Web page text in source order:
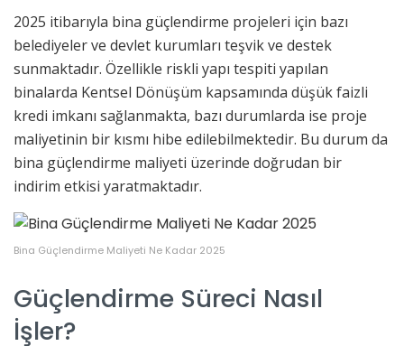
2025 itibarıyla bina güçlendirme projeleri için bazı
belediyeler ve devlet kurumları teşvik ve destek
sunmaktadır. Özellikle riskli yapı tespiti yapılan
binalarda Kentsel Dönüşüm kapsamında düşük faizli
kredi imkanı sağlanmakta, bazı durumlarda ise proje
maliyetinin bir kısmı hibe edilebilmektedir. Bu durum da
bina güçlendirme maliyeti üzerinde doğrudan bir
indirim etkisi yaratmaktadır.
Bina Güçlendirme Maliyeti Ne Kadar 2025
Güçlendirme Süreci Nasıl
İşler?